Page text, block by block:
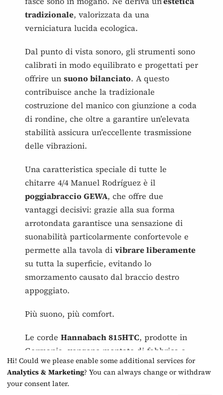
tradizionale, valorizzata da una
verniciatura lucida ecologica.
Dal punto di vista sonoro, gli strumenti sono
calibrati in modo equilibrato e progettati per
offrire un suono bilanciato. A questo
contribuisce anche la tradizionale
costruzione del manico con giunzione a coda
di rondine, che oltre a garantire un’elevata
stabilità assicura un’eccellente trasmissione
delle vibrazioni.
Una caratteristica speciale di tutte le
chitarre 4/4 Manuel Rodríguez è il
poggiabraccio GEWA, che offre due
vantaggi decisivi: grazie alla sua forma
arrotondata garantisce una sensazione di
suonabilità particolarmente confortevole e
permette alla tavola di vibrare liberamente
su tutta la superficie, evitando lo
smorzamento causato dal braccio destro
appoggiato.
Più suono, più comfort.
Le corde Hannabach 815HTC, prodotte in
Germania, vengono montate di fabbrica e
completano perfettamente il concetto sonoro
di questa serie.
Hi! Could we please enable some additional services for
Analytics & Marketing? You can always change or withdraw
your consent later.